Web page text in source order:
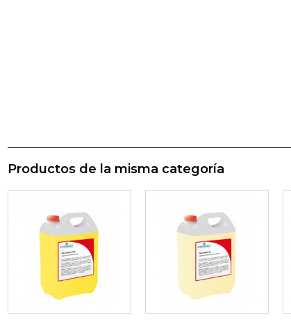
Productos de la misma categoría